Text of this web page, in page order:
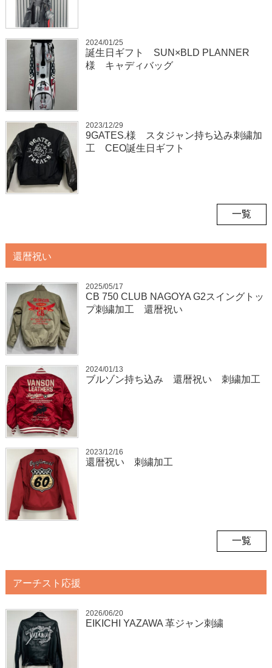
2024/01/25
誕生日ギフト SUN×BLD PLANNER
様 キャディバッグ
2023/12/29
9GATES.様 スタジャン持ち込み刺繍加
工 CEO誕生日ギフト
一覧
還暦祝い
2025/05/17
CB 750 CLUB NAGOYA G2スイングトッ
プ刺繍加工 還暦祝い
2024/01/13
ブルゾン持ち込み 還暦祝い 刺繍加工
2023/12/16
還暦祝い 刺繍加工
一覧
アーチスト応援
2026/06/20
EIKICHI YAZAWA 革ジャン刺繍